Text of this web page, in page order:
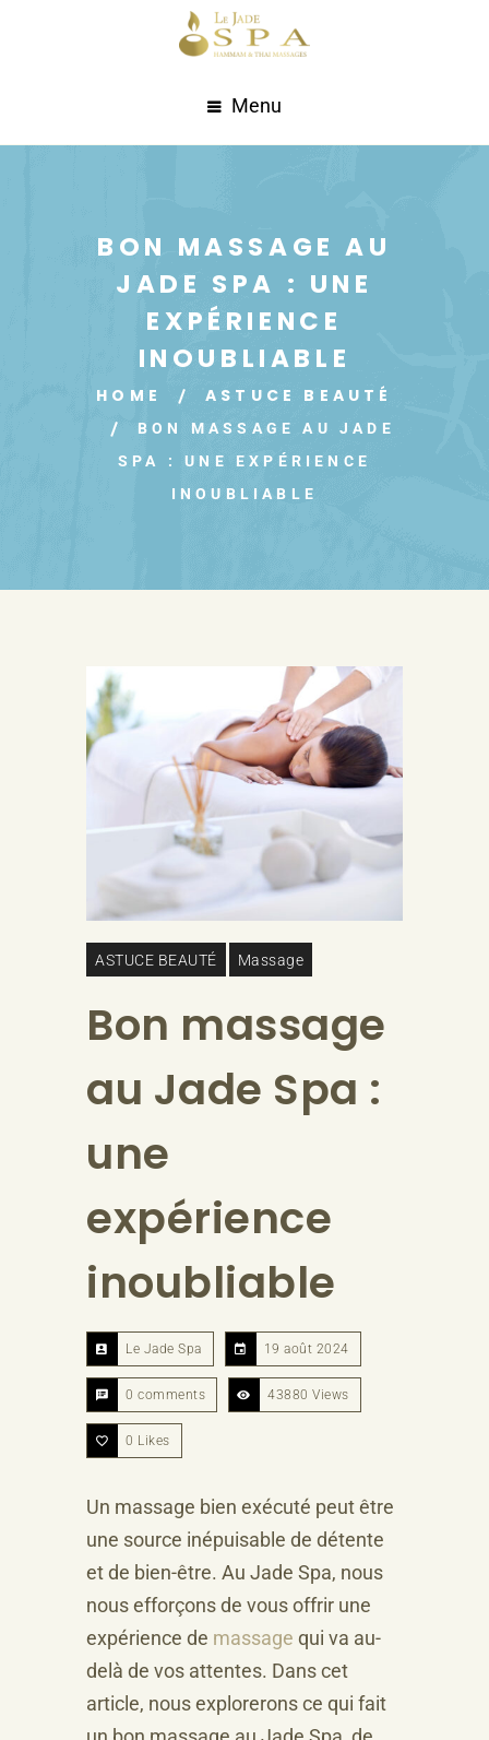
Menu
BON MASSAGE AU
JADE SPA : UNE
EXPÉRIENCE
INOUBLIABLE
HOME ASTUCE BEAUTÉ
BON MASSAGE AU JADE
SPA : UNE EXPÉRIENCE
INOUBLIABLE
ASTUCE BEAUTÉ Massage
Bon massage
au Jade Spa :
une
expérience
inoubliable
Le Jade Spa 19 août 2024
0 comments 43880 Views
0 Likes
Un massage bien exécuté peut être
une source inépuisable de détente
et de bien-être. Au Jade Spa, nous
nous efforçons de vous offrir une
expérience de massage qui va au-
delà de vos attentes. Dans cet
article, nous explorerons ce qui fait